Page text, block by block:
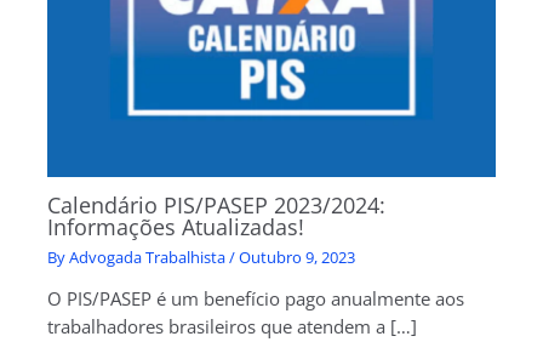
Calendário PIS/PASEP 2023/2024:
Informações Atualizadas!
ByAdvogada Trabalhista/Outubro 9, 2023
O PIS/PASEP é um benefício pago anualmente aos
trabalhadores brasileiros que atendem a […]